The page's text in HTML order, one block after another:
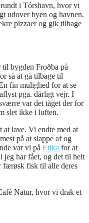
i Tórshavn, hvor vi
udover byen og havnen.
pizzaer og gik tilbage
bygden Froðba på
så at gå tilbage til
fin mulighed for at se
pga. dårligt vejr. I
var det tåget der for
slet ikke i luften.
at lave. Vi endte med at
på at slappe af og
var vi på Etika for at
jeg har fået, og det til helt
færøsk fisk til alle deres
Natur, hvor vi drak et